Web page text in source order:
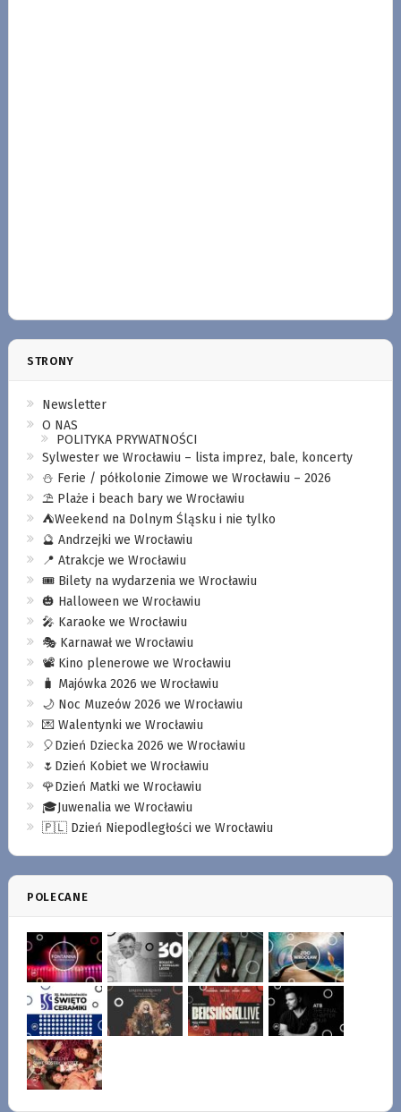
STRONY
Newsletter
O NAS
POLITYKA PRYWATNOŚCI
Sylwester we Wrocławiu – lista imprez, bale, koncerty
⛄️ Ferie / półkolonie Zimowe we Wrocławiu – 2026
⛱️ Plaże i beach bary we Wrocławiu
⛺️Weekend na Dolnym Śląsku i nie tylko
🔮 Andrzejki we Wrocławiu
📍 Atrakcje we Wrocławiu
🎟️ Bilety na wydarzenia we Wrocławiu
🎃 Halloween we Wrocławiu
🎤 Karaoke we Wrocławiu
🎭 Karnawał we Wrocławiu
📽️ Kino plenerowe we Wrocławiu
🧳 Majówka 2026 we Wrocławiu
🌙 Noc Muzeów 2026 we Wrocławiu
💌 Walentynki we Wrocławiu
🎈Dzień Dziecka 2026 we Wrocławiu
🌷Dzień Kobiet we Wrocławiu
🌹Dzień Matki we Wrocławiu
🎓Juwenalia we Wrocławiu
🇵🇱 Dzień Niepodległości we Wrocławiu
POLECANE